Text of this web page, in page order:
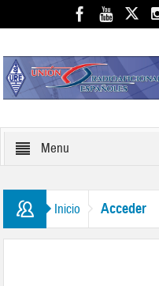
Menu
Inicio Acceder